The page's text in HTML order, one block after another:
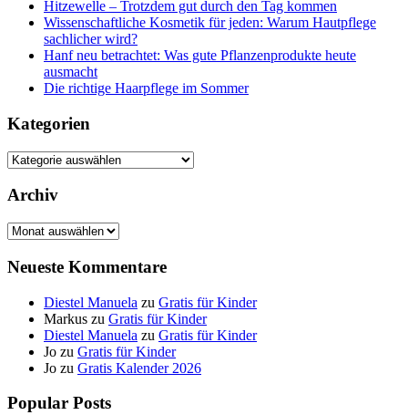
Hitzewelle – Trotzdem gut durch den Tag kommen
Wissenschaftliche Kosmetik für jeden: Warum Hautpflege
sachlicher wird?
Hanf neu betrachtet: Was gute Pflanzenprodukte heute
ausmacht
Die richtige Haarpflege im Sommer
Kategorien
Kategorien
Archiv
Archiv
Neueste Kommentare
Diestel Manuela zu Gratis für Kinder
Markus zu Gratis für Kinder
Diestel Manuela zu Gratis für Kinder
Jo zu Gratis für Kinder
Jo zu Gratis Kalender 2026
Popular Posts